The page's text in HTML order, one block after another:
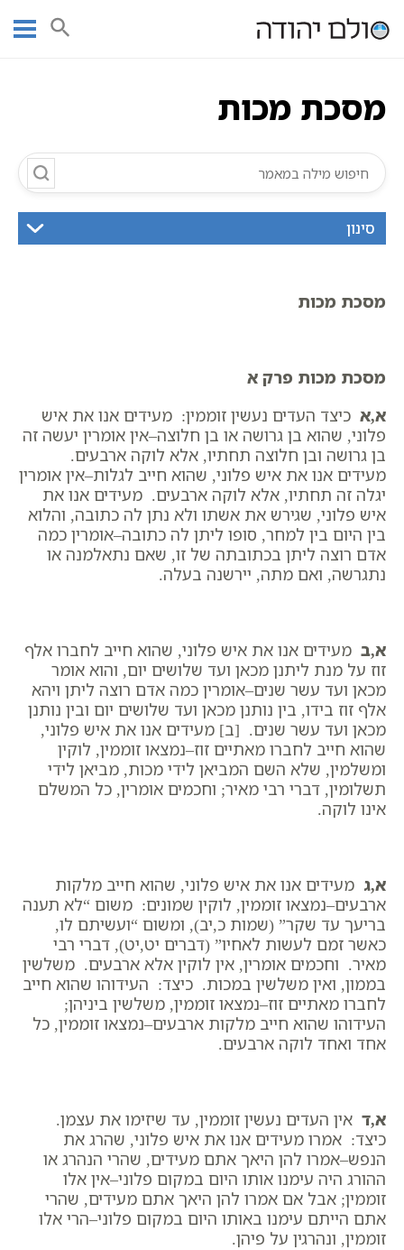
עמוד ראשי אוצר הכתבים
שישה סדרי משנה | אוצר הכתבים
מסכת מכות
מסכת מכות
מסכת מכות פרק א
א,א כיצד העדים נעשין זוממין: מעידים אנו את איש
פלוני, שהוא בן גרושה או בן חלוצה–אין אומרין יעשה זה
בן גרושה ובן חלוצה תחתיו, אלא לוקה ארבעים.
מעידים אנו את איש פלוני, שהוא חייב לגלות–אין אומרין
יגלה זה תחתיו, אלא לוקה ארבעים. מעידים אנו את
איש פלוני, שגירש את אשתו ולא נתן לה כתובה, והלוא
בין היום בין למחר, סופו ליתן לה כתובה–אומרין כמה
אדם רוצה ליתן בכתובתה של זו, שאם נתאלמנה או
נתגרשה, ואם מתה, יירשנה בעלה.
א,ב מעידים אנו את איש פלוני, שהוא חייב לחברו אלף
זוז על מנת ליתנן מכאן ועד שלושים יום, והוא אומר
מכאן ועד עשר שנים–אומרין כמה אדם רוצה ליתן ויהא
אלף זוז בידו, בין נותנן מכאן ועד שלושים יום ובין נותנן
מכאן ועד עשר שנים. [ב] מעידים אנו את איש פלוני,
שהוא חייב לחברו מאתיים זוז–נמצאו זוממין, לוקין
ומשלמין, שלא השם המביאן לידי מכות, מביאן לידי
תשלומין, דברי רבי מאיר; וחכמים אומרין, כל המשלם
אינו לוקה.
א,ג מעידים אנו את איש פלוני, שהוא חייב מלקות
ארבעים–נמצאו זוממין, לוקין שמונים: משום “לא תענה
בריעך עד שקר” (שמות כ,יב), ומשום “ועשיתם לו,
כאשר זמם לעשות לאחיו” (דברים יט,יט), דברי רבי
מאיר. וחכמים אומרין, אין לוקין אלא ארבעים. משלשין
בממון, ואין משלשין במכות. כיצד: העידוהו שהוא חייב
לחברו מאתיים זוז–נמצאו זוממין, משלשין ביניהן;
העידוהו שהוא חייב מלקות ארבעים–נמצאו זוממין, כל
אחד ואחד לוקה ארבעים.
א,ד אין העדים נעשין זוממין, עד שיזימו את עצמן.
כיצד: אמרו מעידים אנו את איש פלוני, שהרג את
הנפש–אמרו להן היאך אתם מעידים, שהרי הנהרג או
ההורג היה עימנו אותו היום במקום פלוני–אין אלו
זוממין; אבל אם אמרו להן היאך אתם מעידים, שהרי
אתם הייתם עימנו באותו היום במקום פלוני–הרי אלו
זוממין, ונהרגין על פיהן.
סינון